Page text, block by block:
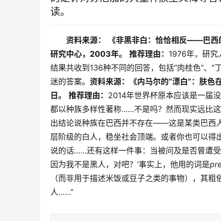
读。
资料来源：
《非黑非白：恰恰相反——巴西
研究中心，2003年。
推荐理由： 1976年，研究
结果共收到136种不同的回答，包括”肉桂色”、”
迷的答案。 资料来源：《内马尔的”漂白”：肤
日。
推荐理由： 2014年世界杯原本应该是一届
都以种族多样性著称……不是吗？然而现实远比
出结论说种族在巴西并不存在——这是某类巴西
层阶级的白人，稳坐社会顶端。或者你也可以
说的话……还有这样一件事：当被问及是否曾遭
因为我不是黑人，对吧？’事实上，他用的词是
（而非用于描述米饭或豆子之类的事物），其粗
人……”